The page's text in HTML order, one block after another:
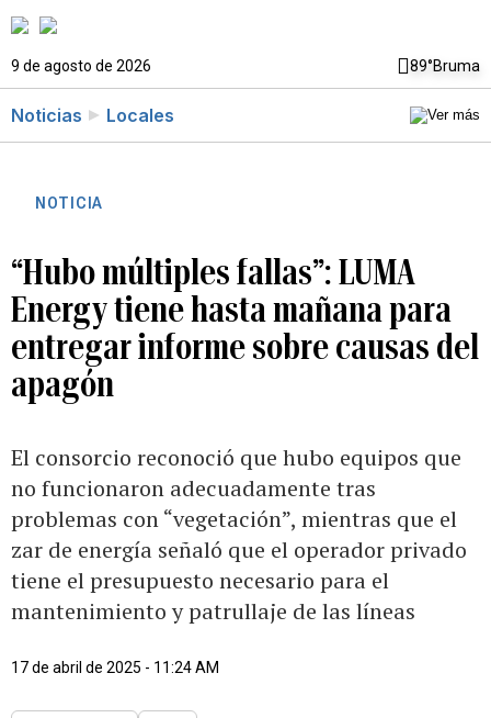
9 de agosto de 2026 89°Bruma
Noticias Locales
NOTICIA
“Hubo múltiples fallas”: LUMA
Energy tiene hasta mañana para
entregar informe sobre causas del
apagón
El consorcio reconoció que hubo equipos que
no funcionaron adecuadamente tras
problemas con “vegetación”, mientras que el
zar de energía señaló que el operador privado
tiene el presupuesto necesario para el
mantenimiento y patrullaje de las líneas
17 de abril de 2025 - 11:24 AM